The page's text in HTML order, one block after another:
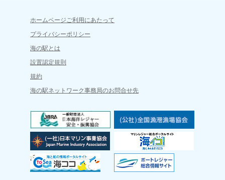
ホームページご利用にあたって
プライバシーポリシー
海の駅とは
設置認定規則
規約
海の駅ネットワーク事務局のお問合せ先